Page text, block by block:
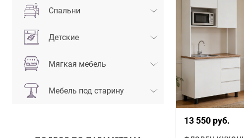
Спальни
Детские
Мягкая мебель
Мебель под старину
13 550 руб.